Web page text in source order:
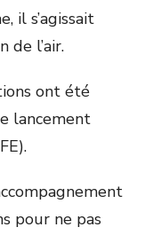
il s’agissait
l’air.
ont été
lancement
pour ne pas